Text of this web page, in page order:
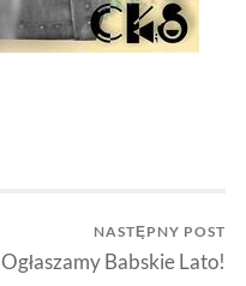
NASTĘPNY POST
Ogłaszamy Babskie Lato!